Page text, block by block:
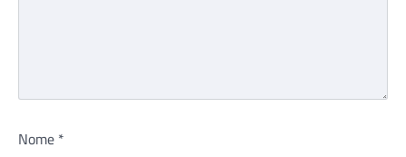
Nome *